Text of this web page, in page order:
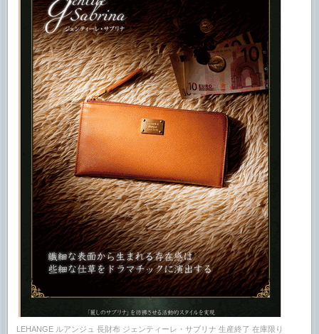
LEHANGE ルアンジュ 長財布 ジェンティーレ・サブリナ 生産終了 在庫限り